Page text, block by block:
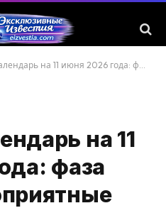
июня 2026 года: фаза Луны, благоприятные дела и важные запреты дня
на 11
фаза